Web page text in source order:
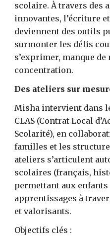
scolaire. À travers des
innovantes, l’écriture
deviennent des outils
surmonter les défis
s’exprimer, manque
concentration.
Des ateliers sur
Misha intervient dans
CLAS (Contrat Local
Scolarité), en
familles et les
ateliers s’articulent
scolaires (français,
permettant aux
apprentissages à
et valorisants.
Objectifs clés :